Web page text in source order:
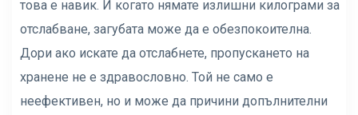
това е навик. И когато нямате излишни килограми за
отслабване, загубата може да е обезпокоителна.
Дори ако искате да отслабнете, пропускането на
хранене не е здравословно. Той не само е
неефективен, но и може да причини допълнителни